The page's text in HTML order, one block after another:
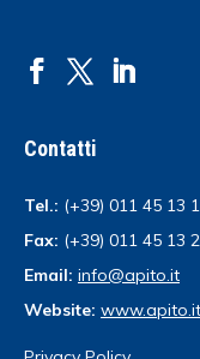
Contatti
Tel.: (+39) 011 45 13
Fax: (+39) 011 45 13
Email: info@apito.it
Website: www.apito.it